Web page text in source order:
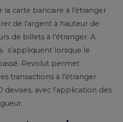
carte bancaire à l’étranger
de l’argent à hauteur de
de billets à l’étranger. A
s’appliquent lorsque le
Revolut permet
transactions à l’étranger
devises, avec l’application des